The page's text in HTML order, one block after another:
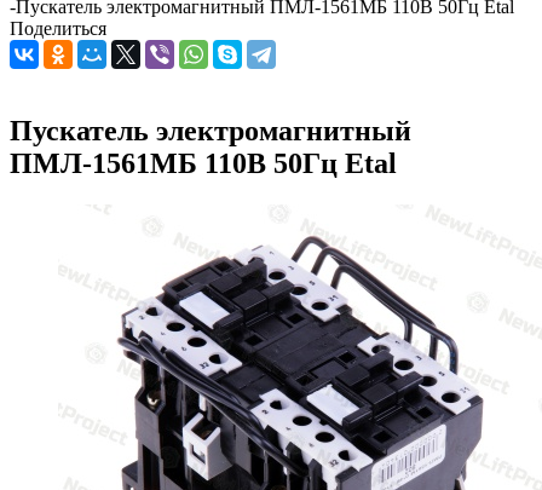
-Пускатель электромагнитный ПМЛ-1561МБ 110В 50Гц Etal
Поделиться
Пускатель электромагнитный
ПМЛ-1561МБ 110В 50Гц Etal